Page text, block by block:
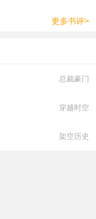
更多书评>
总裁豪门
穿越时空
架空历史